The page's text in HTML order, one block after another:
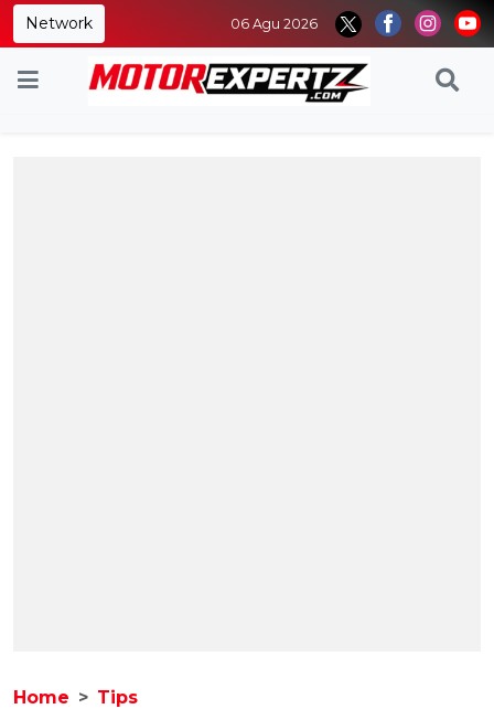
Network 06 Agu 2026
Home Tips